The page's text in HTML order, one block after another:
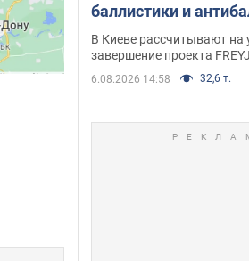
баллистики и
программы FREYJA:
решения готовятся
В Киеве рассчитывают на
завершение проекта
6.08.2026 14:58 32,6 т.